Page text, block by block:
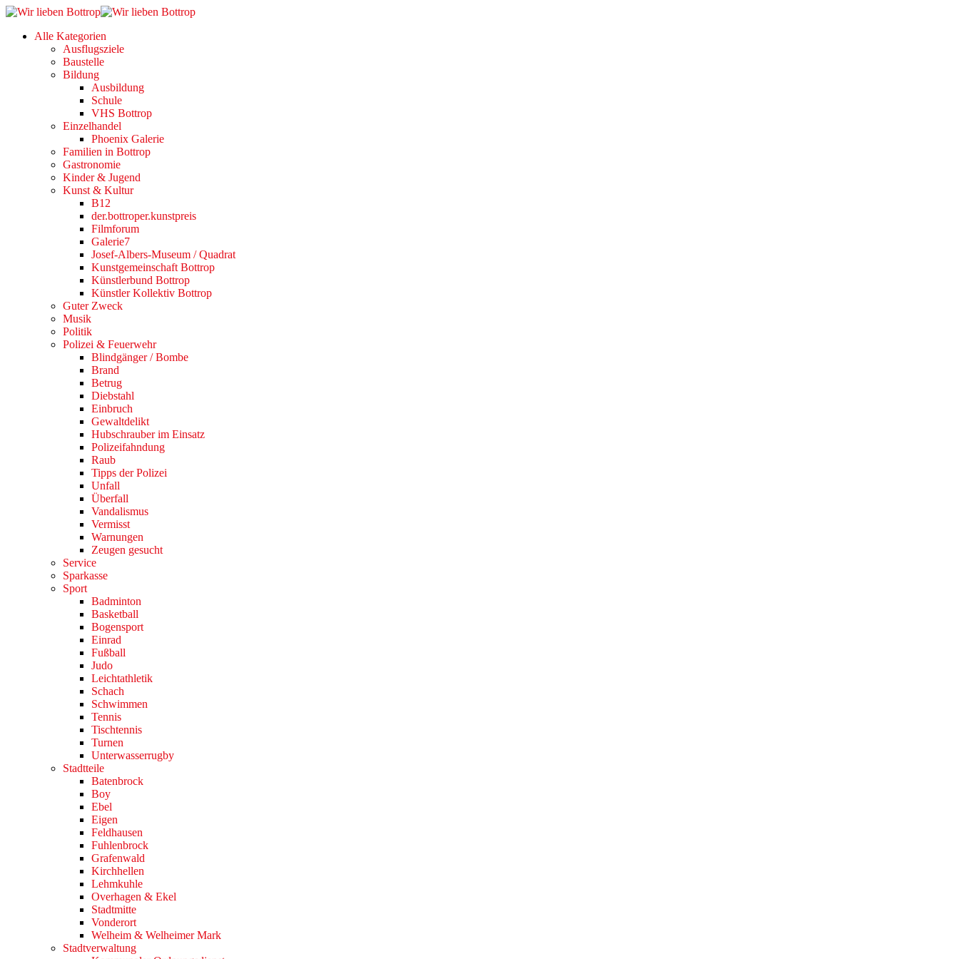
Alle Kategorien
Ausflugsziele
Baustelle
Bildung
Ausbildung
Schule
VHS Bottrop
Einzelhandel
Phoenix Galerie
Familien in Bottrop
Gastronomie
Kinder & Jugend
Kunst & Kultur
B12
der.bottroper.kunstpreis
Filmforum
Galerie7
Josef-Albers-Museum / Quadrat
Kunstgemeinschaft Bottrop
Künstlerbund Bottrop
Künstler Kollektiv Bottrop
Guter Zweck
Musik
Politik
Polizei & Feuerwehr
Blindgänger / Bombe
Brand
Betrug
Diebstahl
Einbruch
Gewaltdelikt
Hubschrauber im Einsatz
Polizeifahndung
Raub
Tipps der Polizei
Unfall
Überfall
Vandalismus
Vermisst
Warnungen
Zeugen gesucht
Service
Sparkasse
Sport
Badminton
Basketball
Bogensport
Einrad
Fußball
Judo
Leichtathletik
Schach
Schwimmen
Tennis
Tischtennis
Turnen
Unterwasserrugby
Stadtteile
Batenbrock
Boy
Ebel
Eigen
Feldhausen
Fuhlenbrock
Grafenwald
Kirchhellen
Lehmkuhle
Overhagen & Ekel
Stadtmitte
Vonderort
Welheim & Welheimer Mark
Stadtverwaltung